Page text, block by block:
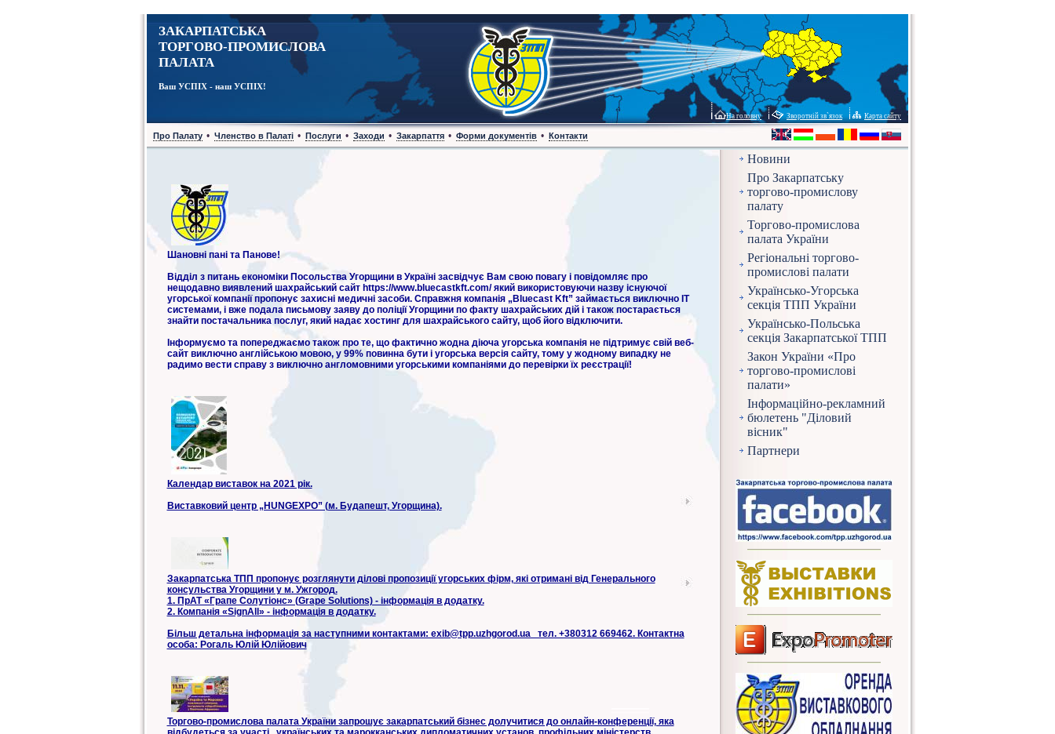
ЗАКАРПАТСЬКА
ТОРГОВО-ПРОМИСЛОВА
ПАЛАТА
Ваш УСПІХ - наш УСПІХ!
На головну Зворотній зв`язок Карта сайту
Про Палату • Членство в Палаті • Послуги • Заходи • Закарпаття • Форми документів • Контакти
Шановні пані та Панове!
Відділ з питань економіки Посольства Угорщини в Україні засвідчує Вам свою повагу і повідомляє про
нещодавно виявлений шахрайський сайт https://www.bluecastkft.com/ який використовуючи назву існуючої
угорської компанії пропонує захисні медичні засоби. Справжня компанія „Bluecast Kft” займається виключно IT
системами, і вже подала письмову заяву до поліції Угорщини по факту шахрайських дій і також постарається
знайти постачальника послуг, який надає хостинг для шахрайського сайту, щоб його відключити.
Інформуємо та попереджаємо також про те, що фактично жодна діюча угорська компанія не підтримує свій веб-
сайт виключно англійською мовою, у 99% повинна бути і угорська версія сайту, тому у жодному випадку не
радимо вести справу з виключно англомовними угорськими компаніями до перевірки їх реєстрації!
Календар виставок на 2021 рік.
Виставковий центр „HUNGEXPO” (м. Будапешт, Угорщина).
Закарпатська ТПП пропонує розглянути ділові пропозиції угорських фірм, які отримані від Генерального
консульства Угорщини у м. Ужгород.
1. ПрАТ «Грапе Солутіонс» (Grape Solutions) - інформація в додатку.
2. Компанія «SignAll» - інформація в додатку.
Більш детальна інформація за наступними контактами: exib@tpp.uzhgorod.ua тел. +380312 669462. Контактна
особа: Рогаль Юлій Юлійович
Торгово-промислова палата України запрошує закарпатський бізнес долучитися до онлайн-конференції, яка
Новини
Про Закарпатську
торгово-промислову
палату
Торгово-промислова
палата України
Регіональні торгово-
промислові палати
Українсько-Угорська
секція ТПП України
Українсько-Польська
секція Закарпатської ТПП
Закон України «Про
торгово-промислові
палати»
Інформаційно-рекламний
бюлетень "Діловий
вісник"
Партнери